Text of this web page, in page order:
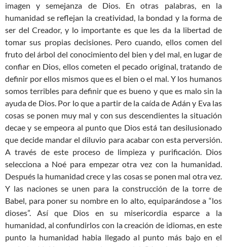
imagen y semejanza de Dios. En otras palabras, en la
humanidad se reflejan la creatividad, la bondad y la forma de
ser del Creador, y lo importante es que les da la libertad de
tomar sus propias decisiones. Pero cuando, ellos comen del
fruto del árbol del conocimiento del bien y del mal, en lugar de
confiar en Dios, ellos cometen el pecado original, tratando de
definir por ellos mismos que es el bien o el mal. Y los humanos
somos terribles para definir que es bueno y que es malo sin la
ayuda de Dios. Por lo que a partir de la caída de Adán y Eva las
cosas se ponen muy mal y con sus descendientes la situación
decae y se empeora al punto que Dios está tan desilusionado
que decide mandar el diluvio para acabar con esta perversión.
A través de este proceso de limpieza y purificación. Dios
selecciona a Noé para empezar otra vez con la humanidad.
Después la humanidad crece y las cosas se ponen mal otra vez.
Y las naciones se unen para la construcción de la torre de
Babel, para poner su nombre en lo alto, equiparándose a “los
dioses”. Así que Dios en su misericordia esparce a la
humanidad, al confundirlos con la creación de idiomas, en este
punto la humanidad habia llegado al punto más bajo en el